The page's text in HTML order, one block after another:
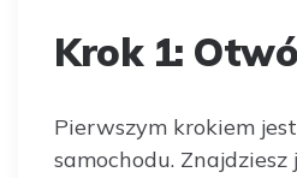
Krok 1:
Pierwszym krokiem
samochodu. Znajdziesz